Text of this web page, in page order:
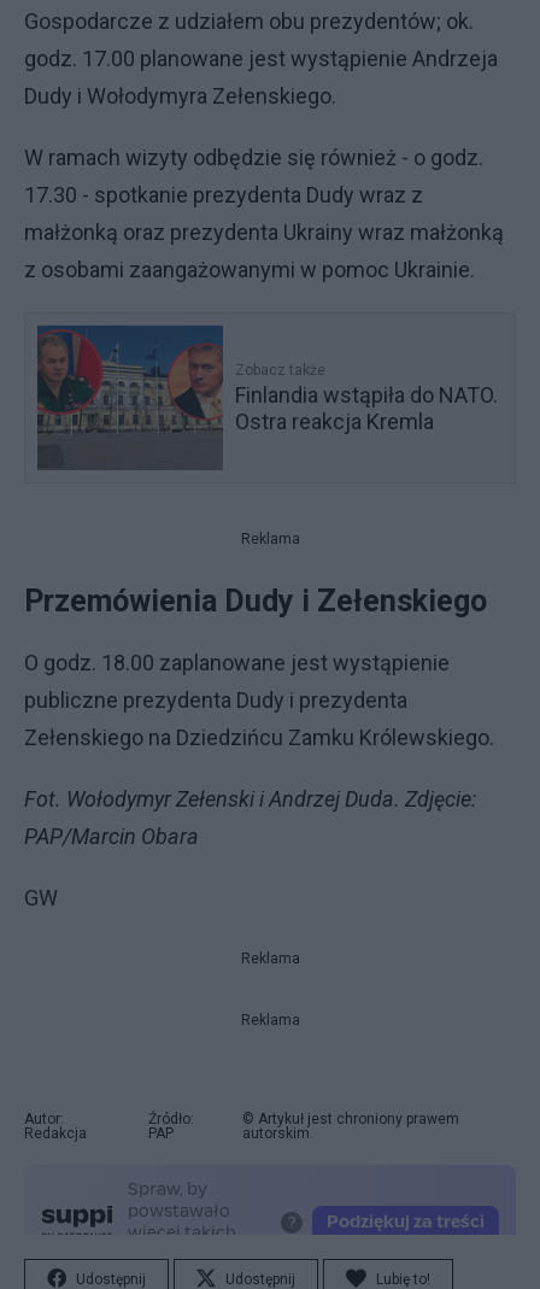
Gospodarcze z udziałem obu prezydentów; ok.
godz. 17.00 planowane jest wystąpienie Andrzeja
Dudy i Wołodymyra Zełenskiego.
W ramach wizyty odbędzie się również - o godz.
17.30 - spotkanie prezydenta Dudy wraz z
małżonką oraz prezydenta Ukrainy wraz małżonką
z osobami zaangażowanymi w pomoc Ukrainie.
Zobacz także
Finlandia wstąpiła do NATO.
Ostra reakcja Kremla
Reklama
Przemówienia Dudy i Zełenskiego
O godz. 18.00 zaplanowane jest wystąpienie
publiczne prezydenta Dudy i prezydenta
Zełenskiego na Dziedzińcu Zamku Królewskiego.
Fot. Wołodymyr Zełenski i Andrzej Duda. Zdjęcie:
PAP/Marcin Obara
GW
Reklama
Reklama
Autor:
Redakcja
Źródło:
PAP
© Artykuł jest chroniony prawem
autorskim.
Udostępnij Udostępnij Lubię to!